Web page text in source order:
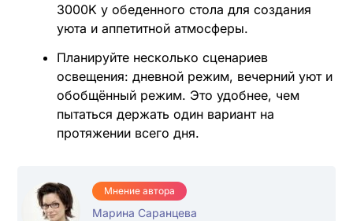
3000K у обеденного стола для создания
уюта и аппетитной атмосферы.
Планируйте несколько сценариев
освещения: дневной режим, вечерний уют и
обобщённый режим. Это удобнее, чем
пытаться держать один вариант на
протяжении всего дня.
Мнение автора
Марина Саранцева